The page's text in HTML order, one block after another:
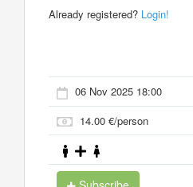
Already registered? Login!
06 Nov 2025 18:00
14.00 €/person